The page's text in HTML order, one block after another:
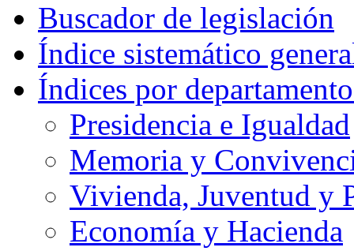
Buscador de legislación
Índice sistemático
Índices por
Presidencia e Igualdad
Memoria y
Vivienda, Juventud y
Economía y Hacienda